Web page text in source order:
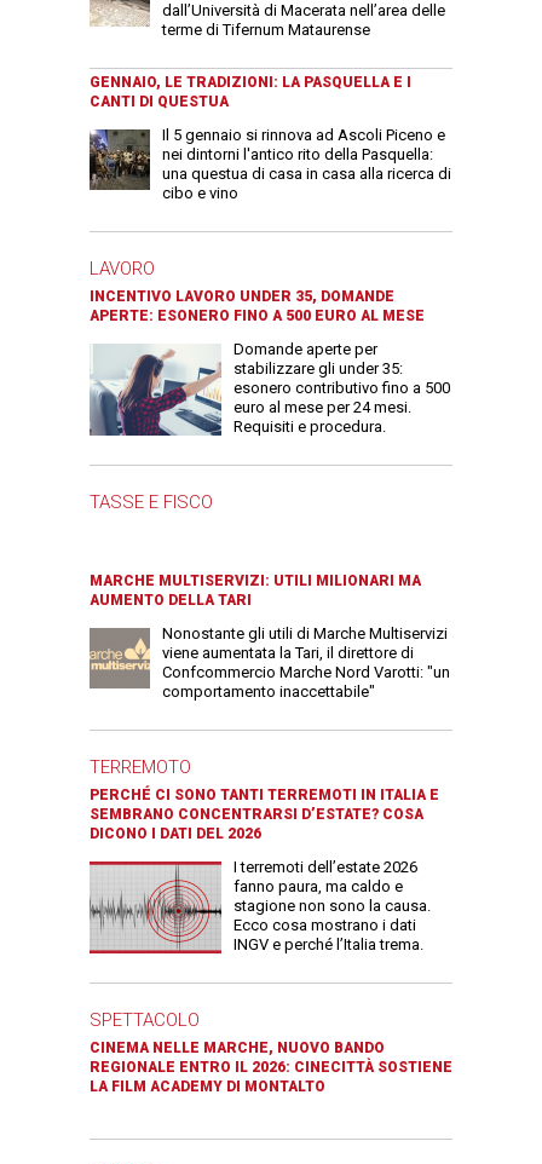
dall’Università di Macerata nell’area delle
terme di Tifernum Mataurense
GENNAIO, LE TRADIZIONI: LA PASQUELLA E I
CANTI DI QUESTUA
Il 5 gennaio si rinnova ad Ascoli Piceno e
nei dintorni l'antico rito della Pasquella:
una questua di casa in casa alla ricerca di
cibo e vino
LAVORO
INCENTIVO LAVORO UNDER 35, DOMANDE
APERTE: ESONERO FINO A 500 EURO AL MESE
Domande aperte per
stabilizzare gli under 35:
esonero contributivo fino a 500
euro al mese per 24 mesi.
Requisiti e procedura.
TASSE E FISCO
MARCHE MULTISERVIZI: UTILI MILIONARI MA
AUMENTO DELLA TARI
Nonostante gli utili di Marche Multiservizi
viene aumentata la Tari, il direttore di
Confcommercio Marche Nord Varotti: "un
comportamento inaccettabile"
TERREMOTO
PERCHÉ CI SONO TANTI TERREMOTI IN ITALIA E
SEMBRANO CONCENTRARSI D’ESTATE? COSA
DICONO I DATI DEL 2026
I terremoti dell’estate 2026
fanno paura, ma caldo e
stagione non sono la causa.
Ecco cosa mostrano i dati
INGV e perché l’Italia trema.
SPETTACOLO
CINEMA NELLE MARCHE, NUOVO BANDO
REGIONALE ENTRO IL 2026: CINECITTÀ SOSTIENE
LA FILM ACADEMY DI MONTALTO